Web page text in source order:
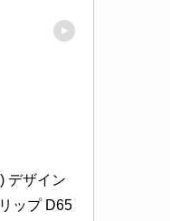
デザイン
ップ D65